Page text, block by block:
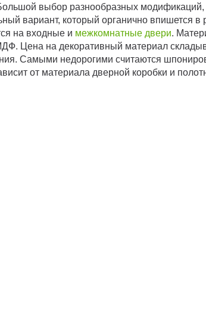
выбор разнообразных
вариант, который органично впишется
на входные и межкомнатные двери.
Цена на декоративный материал
Самыми недорогими считаются
от материала дверной коробки и